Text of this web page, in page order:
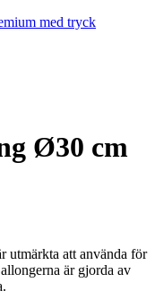
med tryck
Ø30 cm
utmärkta att använda för
är gjorda av